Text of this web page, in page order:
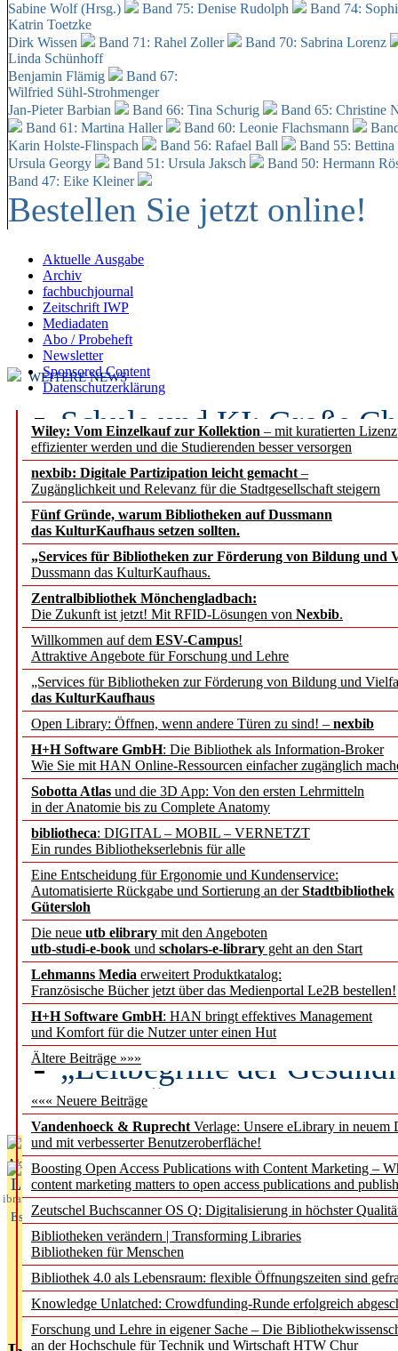
Sabine Wolf (Hrsg.)
Band 75: Denise Rudolph
Band 74:
Katrin Toetzke
Dirk Wissen
Band 71: Rahel Zoller
Band 70: Sabrina Lorenz
Linda Schünhoff
Benjamin Flämig
Band 67:
Wilfried Sühl-Strohmenger
Jan-Pieter Barbian
Band 66: Tina Schurig
Band 65: Christine
Band 61: Martina Haller
Band 60: Leonie Flachsmann
Karin Holste-Flinspach
Band 56: Rafael Ball
Band 55:
Ursula Georgy
Band 51: Ursula Jaksch Band 50: Hermann
Band 47: Eike Kleiner
Bestellen Sie jetzt online!
Aktuelle Ausgabe
Archiv
fachbuchjournal
Zeitschrift IWP
Mediadaten
Abo / Probeheft
Newsletter
Sponsored Content
Datenschutzerklärung
Wiley: Vom Einzelkauf zur Kollektion – mit kuratierten
effizienter werden und die Studierenden besser versorgen
nexbib: Digitale Partizipation leicht gemacht –
Zugänglichkeit und Relevanz für die Stadtgesellschaft steigern
Fünf Gründe, warum Bibliotheken auf Dussmann
das KulturKaufhaus setzen sollten.
„Services für Bibliotheken zur Förderung von Bildung und
Dussmann das KulturKaufhaus.
Zentralbibliothek Mönchengladbach:
Die Zukunft ist jetzt! Mit RFID-Lösungen von Nexbib.
Willkommen auf dem ESV-Campus!
Attraktive Angebote für Forschung und Lehre
„Services für Bibliotheken zur Förderung von Bildung und
das KulturKaufhaus
Open Library: Öffnen, wenn andere Türen zu sind! – nexbib
H+H Software GmbH: Die Bibliothek als Information-Broker
Wie Sie mit HAN Online-Ressourcen einfacher zugänglich
Sobotta Atlas und die 3D App: Von den ersten Lehrmitteln
in der Anatomie bis zu Complete Anatomy
bibliotheca: DIGITAL – MOBIL – VERNETZT
Ein rundes Bibliothekserlebnis für alle
Eine Entscheidung für Ergonomie und Kundenservice:
Automatisierte Rückgabe und Sortierung an derStadtbibliothek
Gütersloh
Die neue utb elibrary mit den Angeboten
utb-studi-e-book und scholars-e-library geht an den Start
Lehmanns Media erweitert Produktkatalog:
Französische Bücher jetzt über das Medienportal Le2B bestellen!
H+H Software GmbH: HAN bringt effektives Management
und Komfort für die Nutzer unter einen Hut
Ältere Beiträge »»»
««« Neuere Beiträge
Vandenhoeck & Ruprecht Verlage: Unsere eLibrary in neuem
und mit verbesserter Benutzeroberfläche!
Boosting Open Access Publications with Content Marketing –
content marketing matters to open access publications and
Zeutschel Buchscanner OS Q: Digitalisierung in höchster
Bibliotheken verändern | Transforming Libraries
Bibliotheken für Menschen
Bibliothek 4.0 als Lebensraum: flexible Öffnungszeiten sind
Knowledge Unlatched: Crowdfunding-Runde erfolgreich
Forschung und Lehre in eigener Sache – Die
an der Hochschule für Technik und Wirtschaft HTW Chur
WEITERE NEWS
Schule und KI: Große
Voraussetzungen
Erfolgreiches erstes
Segment Research –
angepasst
konstruktiv!
Mohr Siebeck
und die Zeitschrift für
Francke Attempto
EBSCO Information
Recherchefunktionen in
Sorbisches Institut neu
Geschichte und
Künstliche Intelligenz
besser zu verstehen
„Leitbegriffe der
des BIÖG erscheinen
Aktuelles aus
L
ibrary
Essentials